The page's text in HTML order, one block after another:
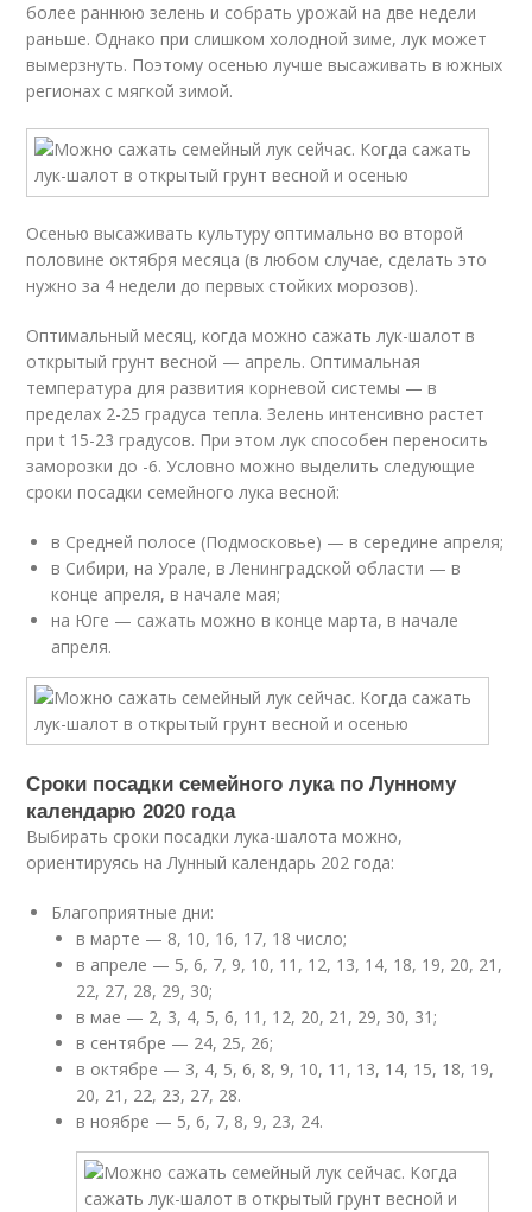
более раннюю зелень и собрать урожай на две недели
раньше. Однако при слишком холодной зиме, лук может
вымерзнуть. Поэтому осенью лучше высаживать в южных
регионах с мягкой зимой.
Осенью высаживать культуру оптимально во второй
половине октября месяца (в любом случае, сделать это
нужно за 4 недели до первых стойких морозов).
Оптимальный месяц, когда можно сажать лук-шалот в
открытый грунт весной — апрель. Оптимальная
температура для развития корневой системы — в
пределах 2-25 градуса тепла. Зелень интенсивно растет
при t 15-23 градусов. При этом лук способен переносить
заморозки до -6. Условно можно выделить следующие
сроки посадки семейного лука весной:
в Средней полосе (Подмосковье) — в середине апреля;
в Сибири, на Урале, в Ленинградской области — в
конце апреля, в начале мая;
на Юге — сажать можно в конце марта, в начале
апреля.
Сроки посадки семейного лука по Лунному
календарю 2020 года
Выбирать сроки посадки лука-шалота можно,
ориентируясь на Лунный календарь 202 года:
Благоприятные дни:
в марте — 8, 10, 16, 17, 18 число;
в апреле — 5, 6, 7, 9, 10, 11, 12, 13, 14, 18, 19, 20, 21,
22, 27, 28, 29, 30;
в мае — 2, 3, 4, 5, 6, 11, 12, 20, 21, 29, 30, 31;
в сентябре — 24, 25, 26;
в октябре — 3, 4, 5, 6, 8, 9, 10, 11, 13, 14, 15, 18, 19,
20, 21, 22, 23, 27, 28.
в ноябре — 5, 6, 7, 8, 9, 23, 24.